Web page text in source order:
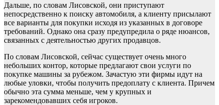
Дальше, по словам Лисовской, они приступают
непосредственно к поиску автомобиля, а клиенту присылают
все варианты для покупки исходя из указанных в договоре
требований. Однако она сразу предупредила о ряде нюансов,
связанных с деятельностью других продавцов.
По словам Лисовской, сейчас существует очень много
небольших контор, которые предлагают свои услуги по
покупке машины за рубежом. Зачастую эти фирмы идут на
любые уловки, чтобы получить предоплату с клиента. Причем
обычно эта сумма меньше, чем у крупных и
зарекомендовавших себя игроков.